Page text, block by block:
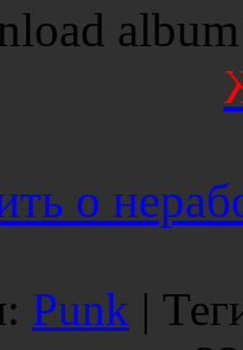
о
: Punk |